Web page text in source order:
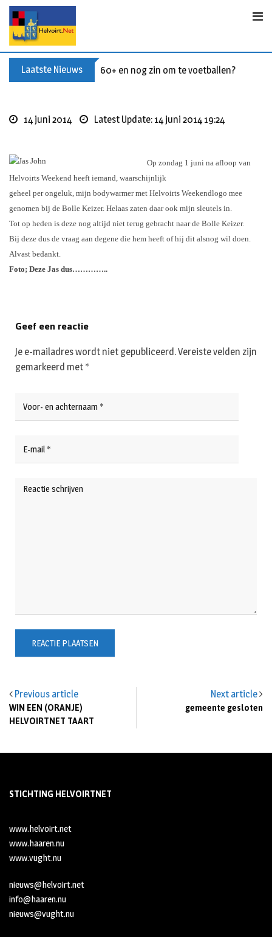
Skip
content
Laatste Nieuws 60+ en nog zin om te voetballen? Kom
14 juni 2014 Latest Update: 14 juni 2014 19:24
Op zondag 1 juni na afloop van
Helvoirts Weekend heeft iemand, waarschijnlijk
geheel per ongeluk, mijn bodywarmer met Helvoirts Weekendlogo mee
genomen bij de Bolle Keizer. Helaas zaten daar ook mijn sleutels in.
Tot op heden is deze nog altijd niet terug gebracht naar de Bolle Keizer.
Bij deze dus de vraag aan degene die hem heeft of hij dit alsnog wil doen.
Alvast bedankt.
Foto; Deze Jas dus…………..
Previous article
WIN EEN (ORANJE)
HELVOIRTNET TAART
Next article
gemeente gesloten
Geef een reactie
Je e-mailadres wordt niet gepubliceerd.Vereiste velden zijn
gemarkeerd met *
STICHTING HELVOIRTNET
www.helvoirt.net
www.haaren.nu
www.vught.nu
nieuws@helvoirt.net
info@haaren.nu
nieuws@vught.nu